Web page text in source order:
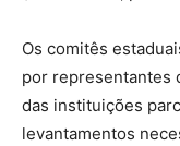
Os comitês
por representantes
das instituições
levantamentos